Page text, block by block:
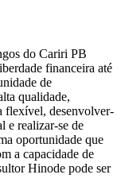
do Cariri PB
financeira até
de
qualidade,
flexível, desenvolver-
e realizar-se de
oportunidade que
a capacidade de
Hinode pode ser